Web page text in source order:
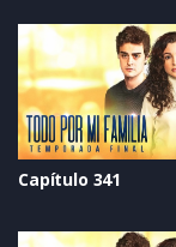
Capítulo 341